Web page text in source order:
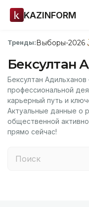
KAZINFORM
Тренды:Выборы-2026
Бексултан
Бексултан
профессиональной
карьерный путь и
Актуальные данные о
общественной
прямо сейчас!